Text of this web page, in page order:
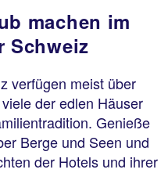
machen im
Schweiz
verfügen meist über
der edlen Häuser
Genieße
Berge und Seen und
der Hotels und ihrer